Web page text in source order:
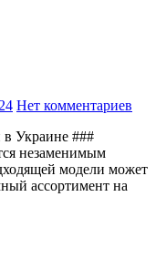
Нет комментариев
Украине ###
незаменимым
модели может
ассортимент на